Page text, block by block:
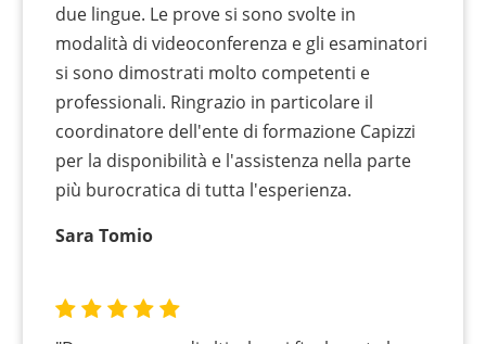
due lingue. Le prove si sono svolte in
modalità di videoconferenza e gli esaminatori
si sono dimostrati molto competenti e
professionali. Ringrazio in particolare il
coordinatore dell'ente di formazione Capizzi
per la disponibilità e l'assistenza nella parte
più burocratica di tutta l'esperienza.
Sara Tomio